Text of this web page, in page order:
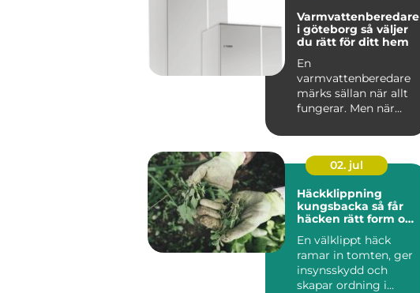
Varmvattenberedare
i göteborg så väljer
du rätt för ditt hem
En
varmvattenberedare
märks sällan när allt
fungerar. Men när
kall eller elrä...
02. jul
Häckklippning
kungsbacka så får
häcken rätt form och
En välklippt häck
ramar in tomten, ger
insynsskydd och
skapar ordning i